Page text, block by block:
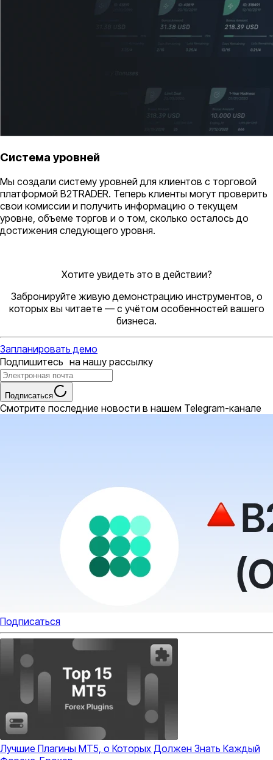
Система уровней
Мы создали систему уровней для клиентов с торговой
платформой B2TRADER. Теперь клиенты могут проверить
свои комиссии и получить информацию о текущем
уровне, объеме торгов и о том, сколько осталось до
достижения следующего уровня.
Хотите увидеть это в действии?
Забронируйте живую демонстрацию инструментов, о
которых вы читаете — с учётом особенностей вашего
бизнеса.
Запланировать демо
Подпишитесь на нашу рассылку
Подписаться
Смотрите последние новости в нашем Telegram-канале
Подписаться
Лучшие Плагины MT5, о Которых Должен Знать Каждый